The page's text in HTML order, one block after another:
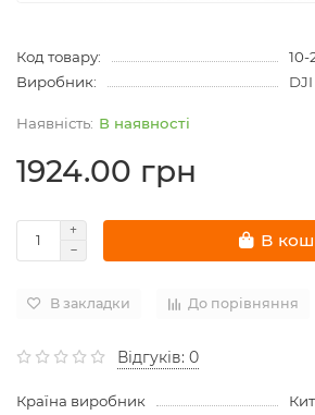
Код товару:
10-
Виробник:
DJI
В наявності
1924.00 грн
В
В закладки До порівняння
Відгуків: 0
Країна виробник